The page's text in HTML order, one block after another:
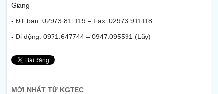
Giang
- ĐT bàn: 02973.811119 – Fax: 02973.911118
- Di động: 0971.647744 – 0947.095591 (Lũy)
MỚI NHẤT TỪ KGTEC